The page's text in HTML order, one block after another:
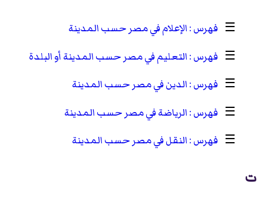
☰
الإعلام في مصر حسب المدينة
☰
التعليم في مصر حسب المدينة أو البلدة
☰
الدين في مصر حسب المدينة
☰
الرياضة في مصر حسب المدينة
☰
النقل في مصر حسب المدينة
ت